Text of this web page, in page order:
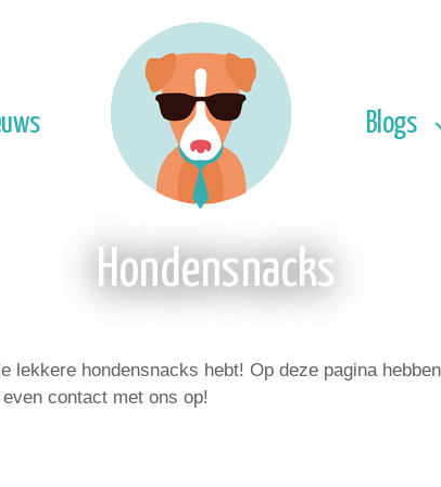
Blogs
Hondensnacks
lekkere hondensnacks hebt! Op deze pagina
contact met ons op!